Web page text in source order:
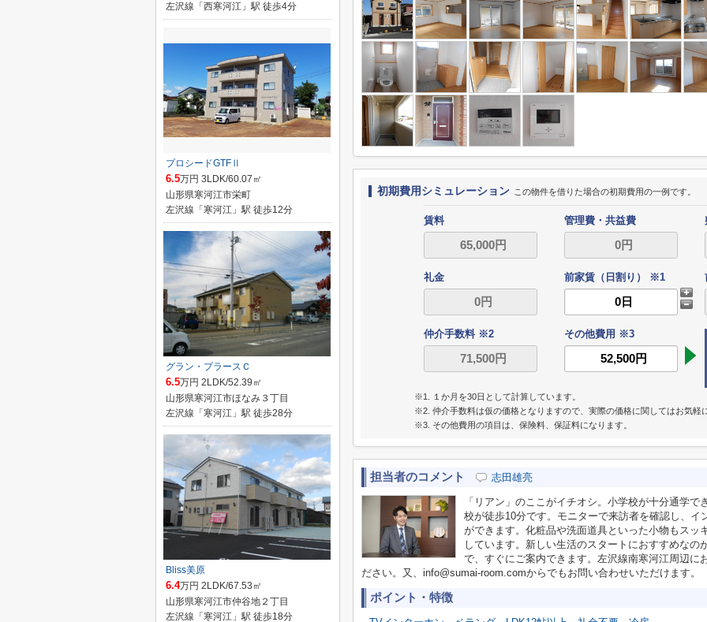
初期費用シミュレーション この物件を借りた場合の初期費用の一例です。
賃料 管理費・共益費
礼金 前家賃（日割り） ※1
仲介手数料 ※2 その他費用 ※3
※1. １か月を30日として計算しています。
※2. 仲介手数料は仮の価格となりますので、実際の価格に関してはお気軽
※3. その他費用の項目は、保険料、保証料になります。
担当者のコメント 志田雄亮
「リアン」のここがイチオシ。小学校が十分通学
校が徒歩10分です。モニターで来訪者を確認し、
ができます。化粧品や洗面道具といった小物もスッ
しています。新しい生活のスタートにおすすめな
で、すぐにご案内できます。左沢線南寒河江周辺に
ださい。又、info@sumai-room.comからでもお問い合わせいただけます。
ポイント・特徴
左沢線「西寒河江」駅 徒歩4分
プロシードGTFⅡ
6.5万円 3LDK/60.07㎡
山形県寒河江市栄町
左沢線「寒河江」駅 徒歩12分
グラン・プラースＣ
6.5万円 2LDK/52.39㎡
山形県寒河江市ほなみ３丁目
左沢線「寒河江」駅 徒歩28分
Bliss美原
6.4万円 2LDK/67.53㎡
山形県寒河江市仲谷地２丁目
左沢線「寒河江」駅 徒歩18分